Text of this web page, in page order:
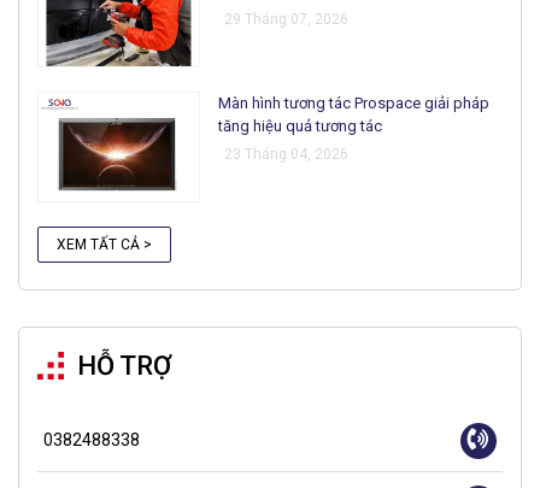
29 Tháng 07, 2026
Màn hình tương tác Prospace giải pháp
tăng hiệu quả tương tác
23 Tháng 04, 2026
XEM TẤT CẢ >
HỖ TRỢ
0382488338